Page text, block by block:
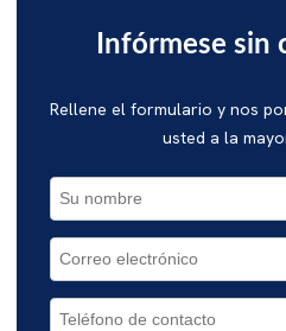
Infórmese sin
Rellene el formulario y nos
usted a la